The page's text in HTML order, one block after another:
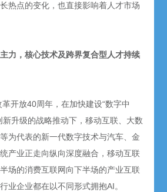
热点的变化，也直接影响着人才市场
力，核心技术及跨界复合型人才持续
开放40周年，在加快建设“数字中
新升级的战略推动下，移动互联、大数
为代表的新一代数字技术与汽车、金
产业正走向纵向深度融合，移动互联
场的消费互联网向下半场的产业互联
业企业都在以不同形式拥抱AI。